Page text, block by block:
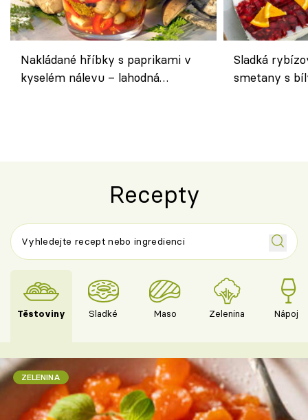
Nakládané hříbky s paprikami v
kyselém nálevu – lahodná
Sladká
smetany s
Recepty
Těstoviny Sladké Maso Zelenina Nápoje
ZELENINA